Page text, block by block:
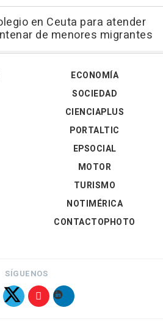
en Ceuta para atender
de menores migrantes
ECONOMÍA
SOCIEDAD
CIENCIAPLUS
PORTALTIC
EPSOCIAL
MOTOR
TURISMO
NOTIMÉRICA
CONTACTOPHOTO
SÍGUENOS